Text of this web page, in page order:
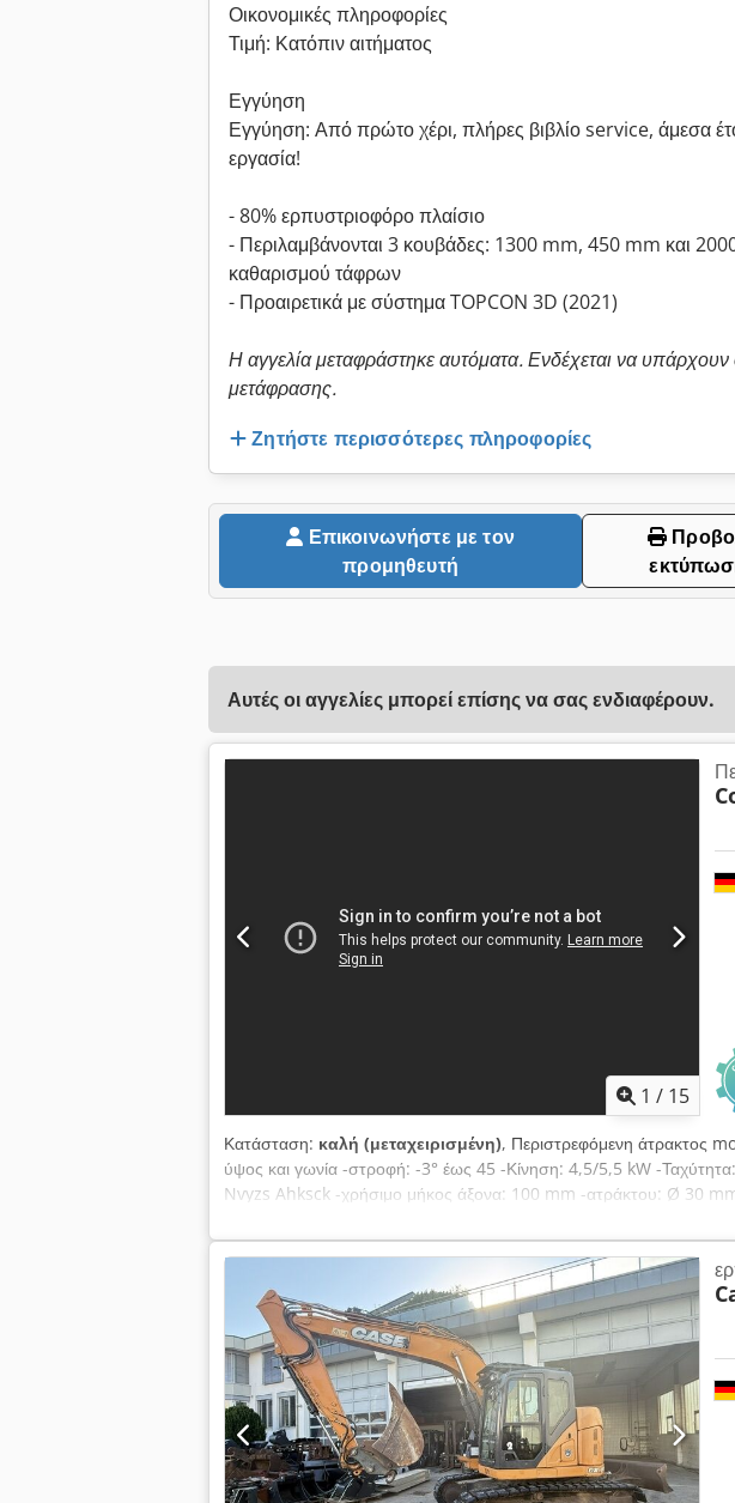
Οικονομικές πληροφορίες
Τιμή: Κατόπιν αιτήματος
Εγγύηση
Εγγύηση: Από πρώτο χέρι, πλήρες βιβλίο service, άμεσα
εργασία!
- 80% ερπυστριοφόρο πλαίσιο
- Περιλαμβάνονται 3 κουβάδες: 1300 mm, 450 mm και
καθαρισμού τάφρων
- Προαιρετικά με σύστημα TOPCON 3D (2021)
Η αγγελία μεταφράστηκε αυτόματα. Ενδέχεται να
μετάφρασης.
Ζητήστε περισσότερες πληροφορίες
προμηθευτή
Αυτές οι αγγελίες μπορεί επίσης να σας ενδιαφέρουν.
1 / 15
Κατάσταση: καλή (μεταχειρισμένη), Περιστρεφόμενη άτρακτος
ύψος και γωνία -στροφή: -3° έως 45 -Κίνηση: 4,5/5,5 kW -
Nvyzs Ahksck -χρήσιμο μήκος άξονα: 100 mm -ατράκτου: Ø 30